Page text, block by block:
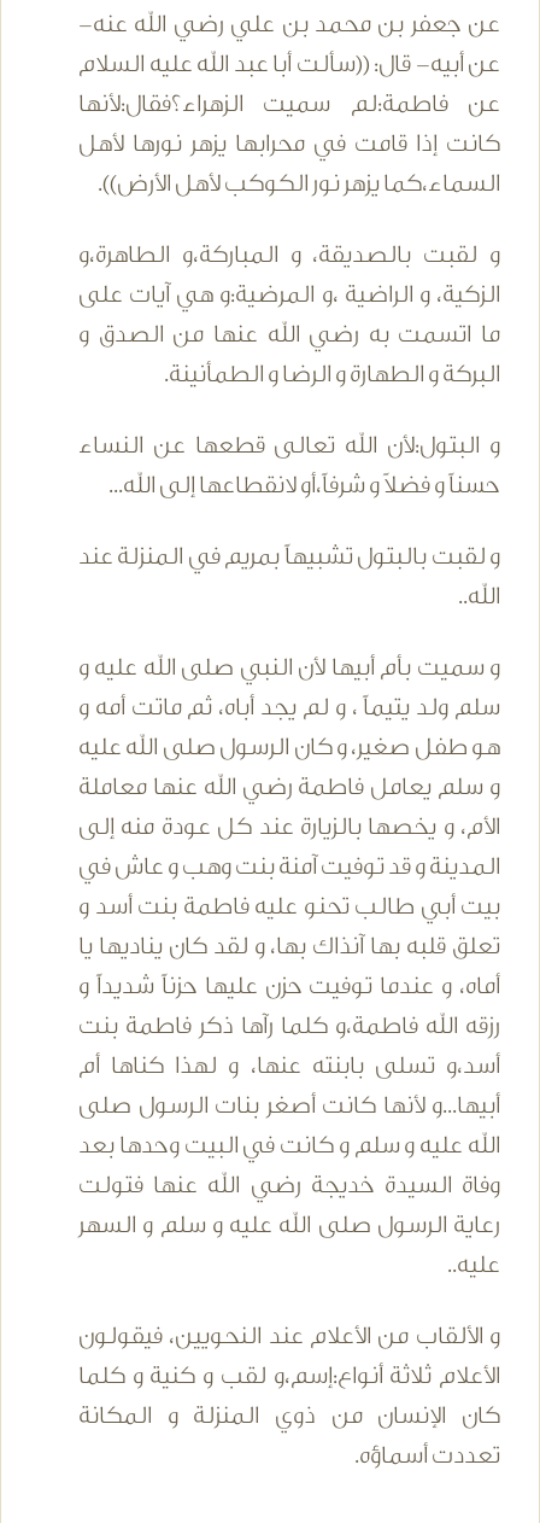
عن جعفر بن محمد بن علي رضي الله عنه-
عن أبيه- قال: ((سألت أبا عبد الله عليه السلام
عن فاطمة:لم سميت الزهراء؟فقال:لأنها
كانت إذا قامت في محرابها يزهر نورها لأهل
السماء،كما يزهر نور الكوكب لأهل الأرض)).
و لقبت بالصديقة، و المباركة،و الطاهرة،و
الزكية، و الراضية ،و المرضية:و هي آيات على
ما اتسمت به رضي الله عنها من الصدق و
البركة و الطهارة و الرضا و الطمأنينة.
و البتول:لأن الله تعالى قطعها عن النساء
حسناً و فضلاً و شرفاً،أو لانقطاعها إلى الله...
و لقبت بالبتول تشبيهاً بمريم في المنزلة عند
الله..
و سميت بأم أبيها لأن النبي صلى الله عليه و
سلم ولد يتيماً ، و لم يجد أباه، ثم ماتت أمه و
هو طفل صغير، و كان الرسول صلى الله عليه
و سلم يعامل فاطمة رضي الله عنها معاملة
الأم، و يخصها بالزيارة عند كل عودة منه إلى
المدينة و قد توفيت آمنة بنت وهب و عاش في
بيت أبي طالب تحنو عليه فاطمة بنت أسد و
تعلق قلبه بها آنذاك بها، و لقد كان يناديها يا
أماه، و عندما توفيت حزن عليها حزناً شديداً و
رزقه الله فاطمة،و كلما رآها ذكر فاطمة بنت
أسد،و تسلى بابنته عنها، و لهذا كناها أم
أبيها...و لأنها كانت أصغر بنات الرسول صلى
الله عليه و سلم و كانت في البيت وحدها بعد
وفاة السيدة خديجة رضي الله عنها فتولت
رعاية الرسول صلى الله عليه و سلم و السهر
عليه..
و الألقاب من الأعلام عند النحويين، فيقولون
الأعلام ثلاثة أنواع:إسم،و لقب و كنية و كلما
كان الإنسان من ذوي المنزلة و المكانة
تعددت أسماؤه.